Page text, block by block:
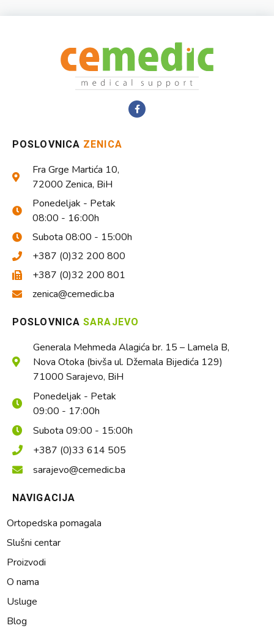
POSLOVNICA ZENICA
Fra Grge Martića 10,
72000 Zenica, BiH
Ponedeljak - Petak
08:00 - 16:00h
Subota 08:00 - 15:00h
+387 (0)32 200 800
+387 (0)32 200 801
zenica@cemedic.ba
POSLOVNICASARAJEVO
Generala Mehmeda Alagića br. 15 – Lamela B,
Nova Otoka (bivša ul. Džemala Bijedića 129)
71000 Sarajevo, BiH
Ponedeljak - Petak
09:00 - 17:00h
Subota 09:00 - 15:00h
+387 (0)33 614 505
sarajevo@cemedic.ba
NAVIGACIJA
Ortopedska pomagala
Slušni centar
Proizvodi
O nama
Usluge
Blog